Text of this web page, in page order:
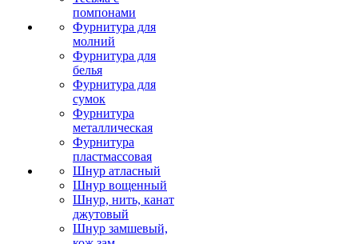
помпонами
Фурнитура для
молний
Фурнитура для
белья
Фурнитура для
сумок
Фурнитура
металлическая
Фурнитура
пластмассовая
Шнур атласный
Шнур вощенный
Шнур, нить, канат
джутовый
Шнур замшевый,